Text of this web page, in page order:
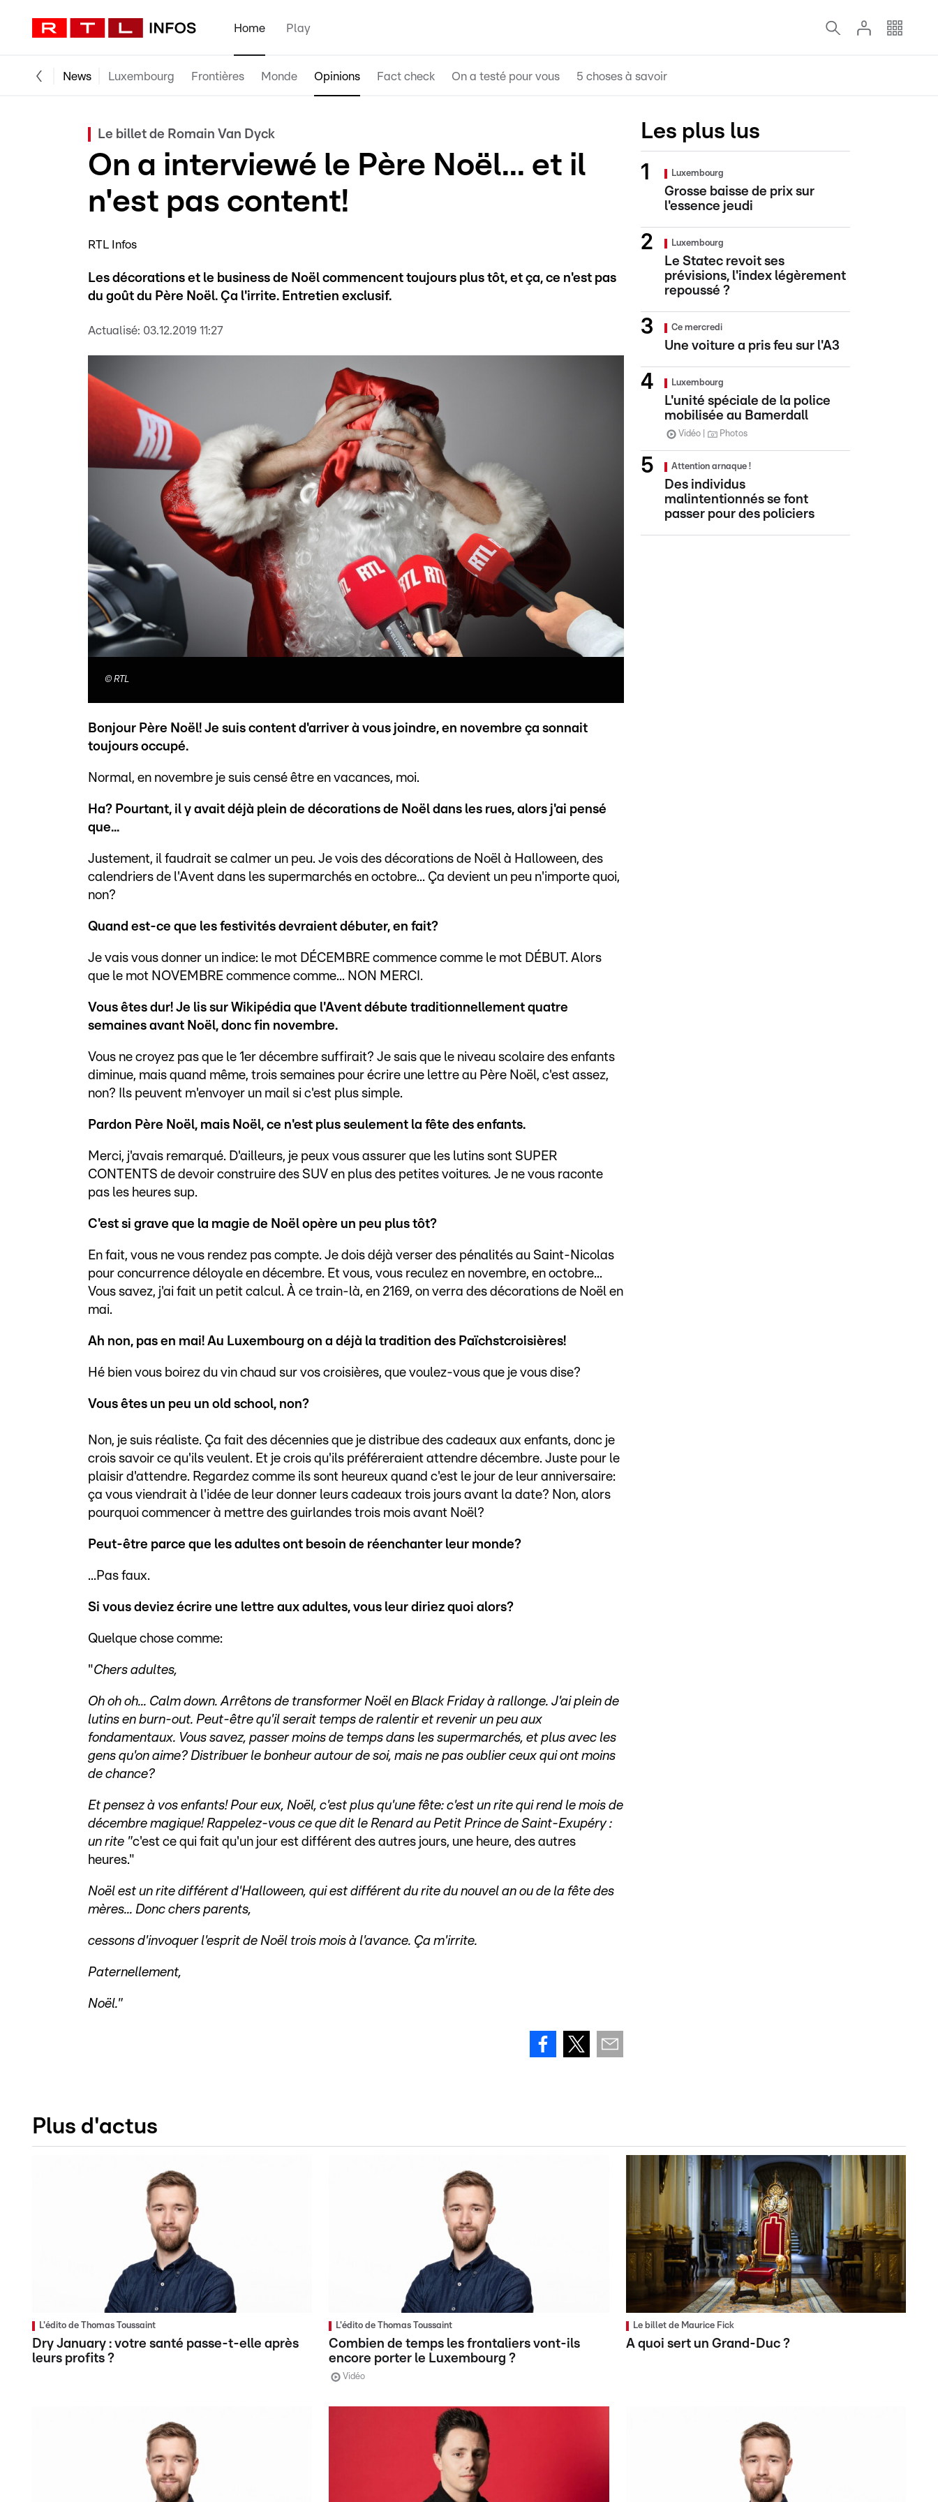
Home Play
News Luxembourg Frontières Monde Opinions Fact check On a testé pour vous 5 choses à savoir
Le billet de Romain Van Dyck
On a interviewé le Père Noël... et il
n'est pas content!
RTL Infos
Les décorations et le business de Noël commencent toujours plus tôt, et ça, ce n'est pas
du goût du Père Noël. Ça l'irrite. Entretien exclusif.
Actualisé: 03.12.2019 11:27
© RTL
Bonjour Père Noël! Je suis content d'arriver à vous joindre, en novembre ça sonnait
toujours occupé.
Normal, en novembre je suis censé être en vacances, moi.
Ha? Pourtant, il y avait déjà plein de décorations de Noël dans les rues, alors j'ai pensé
que...
Justement, il faudrait se calmer un peu. Je vois des décorations de Noël à Halloween, des
calendriers de l'Avent dans les supermarchés en octobre... Ça devient un peu n'importe quoi,
non?
Quand est-ce que les festivités devraient débuter, en fait?
Je vais vous donner un indice: le mot DÉCEMBRE commence comme le mot DÉBUT. Alors
que le mot NOVEMBRE commence comme... NON MERCI.
Vous êtes dur! Je lis sur Wikipédia que l'Avent débute traditionnellement quatre
semaines avant Noël, donc fin novembre.
Vous ne croyez pas que le 1er décembre suffirait? Je sais que le niveau scolaire des enfants
diminue, mais quand même, trois semaines pour écrire une lettre au Père Noël, c'est assez,
non? Ils peuvent m'envoyer un mail si c'est plus simple.
Pardon Père Noël, mais Noël, ce n'est plus seulement la fête des enfants.
Merci, j'avais remarqué. D'ailleurs, je peux vous assurer que les lutins sont SUPER
CONTENTS de devoir construire des SUV en plus des petites voitures. Je ne vous raconte
pas les heures sup.
C'est si grave que la magie de Noël opère un peu plus tôt?
En fait, vous ne vous rendez pas compte. Je dois déjà verser des pénalités au Saint-Nicolas
pour concurrence déloyale en décembre. Et vous, vous reculez en novembre, en octobre...
Vous savez, j'ai fait un petit calcul. À ce train-là, en 2169, on verra des décorations de Noël en
mai.
Ah non, pas en mai! Au Luxembourg on a déjà la tradition des Païchstcroisières!
Hé bien vous boirez du vin chaud sur vos croisières, que voulez-vous que je vous dise?
Vous êtes un peu un old school, non?
Non, je suis réaliste. Ça fait des décennies que je distribue des cadeaux aux enfants, donc je
crois savoir ce qu'ils veulent. Et je crois qu'ils préféreraient attendre décembre. Juste pour le
plaisir d'attendre. Regardez comme ils sont heureux quand c'est le jour de leur anniversaire:
ça vous viendrait à l'idée de leur donner leurs cadeaux trois jours avant la date? Non, alors
pourquoi commencer à mettre des guirlandes trois mois avant Noël?
Peut-être parce que les adultes ont besoin de réenchanter leur monde?
...Pas faux.
Si vous deviez écrire une lettre aux adultes, vous leur diriez quoi alors?
Quelque chose comme:
"Chers adultes,
Oh oh oh... Calm down. Arrêtons de transformer Noël en Black Friday à rallonge. J'ai plein de
lutins en burn-out. Peut-être qu'il serait temps de ralentir et revenirun peu aux
fondamentaux. Vous savez, passer moins de temps dans les supermarchés, et plus avec les
gens qu'on aime? Distribuer le bonheur autour de soi, mais ne pas oublier ceux qui ont moins
de chance?
Et pensez à vos enfants! Pour eux, Noël, c'est plus qu'une fête: c'est un rite qui rend le mois de
décembre magique! Rappelez-vous ce que dit le Renard au Petit Prince de Saint-Exupéry :
un rite "c'est ce qui fait qu'un jour est différent des autres jours, une heure, des autres
heures."
Noël est un rite différent d'Halloween, qui est différent du rite du nouvel an ou de la fête des
mères... Donc chers parents,
cessons d'invoquer l'esprit de Noël trois mois à l'avance. Ça m'irrite.
Paternellement,
Noël."
Les plus lus
Luxembourg
Grosse baisse de prix sur
l'essence jeudi
Luxembourg
Le Statec revoit ses
prévisions, l'index légèrement
repoussé ?
Ce mercredi
Une voiture a pris feu sur l'A3
Luxembourg
L'unité spéciale de la police
mobilisée au Bamerdall
Vidéo Photos
Attention arnaque !
Des individus
malintentionnés se font
passer pour des policiers
Plus d'actus
L'édito de Thomas Toussaint
Dry January : votre santé passe-t-elle après
leurs profits ?
L'édito de Thomas Toussaint
Combien de temps les frontaliers vont-ils
encore porter le Luxembourg ?
Vidéo
Le billet de Maurice Fick
A quoi sert un Grand-Duc ?